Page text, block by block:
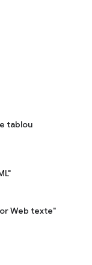
tablou
documentelor Web texte"